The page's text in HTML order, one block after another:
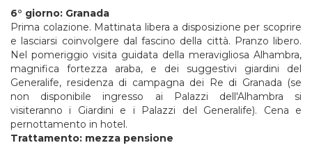
6° giorno: Granada
Prima colazione. Mattinata libera a disposizione per scoprire
e lasciarsi coinvolgere dal fascino della città. Pranzo libero.
Nel pomeriggio visita guidata della meravigliosa Alhambra,
magnifica fortezza araba, e dei suggestivi giardini del
Generalife, residenza di campagna dei Re di Granada (se
non disponibile ingresso ai Palazzi dell'Alhambra si
visiteranno i Giardini e i Palazzi del Generalife). Cena e
pernottamento in hotel.
Trattamento: mezza pensione